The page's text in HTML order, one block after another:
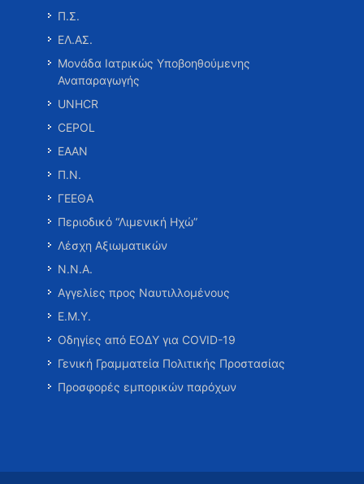
Π.Σ.
ΕΛ.ΑΣ.
Μονάδα Ιατρικώς Υποβοηθούμενης
Αναπαραγωγής
UNHCR
CEPOL
ΕΑΑΝ
Π.Ν.
ΓΕΕΘΑ
Περιοδικό “Λιμενική Ηχώ”
Λέσχη Αξιωματικών
Ν.Ν.Α.
Αγγελίες προς Ναυτιλλομένους
Ε.Μ.Υ.
Οδηγίες από ΕΟΔΥ για COVID-19
Γενική Γραμματεία Πολιτικής Προστασίας
Προσφορές εμπορικών παρόχων